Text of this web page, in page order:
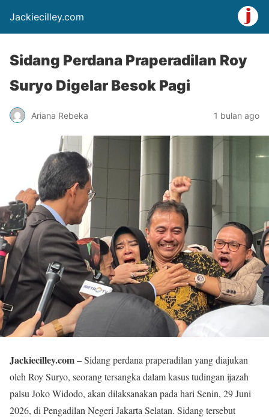
Jackiecilley.com
Sidang Perdana Praperadilan Roy
Suryo Digelar Besok Pagi
Ariana Rebeka 1 bulan ago
Jackiecilley.com– Sidang perdana praperadilan yang diajukan
oleh Roy Suryo, seorang tersangka dalam kasus tudingan ijazah
palsu Joko Widodo, akan dilaksanakan pada hari Senin, 29 Juni
2026, di Pengadilan Negeri Jakarta Selatan. Sidang tersebut